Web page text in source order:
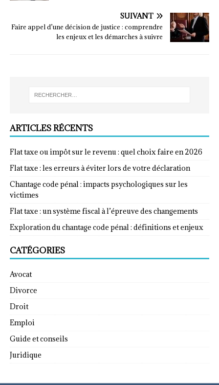
SUIVANT
Faire appel d’une décision de justice : comprendre
les enjeux et les démarches à suivre
ARTICLES RÉCENTS
Flat taxe ou impôt sur le revenu : quel choix faire en 2026
Flat taxe : les erreurs à éviter lors de votre déclaration
Chantage code pénal : impacts psychologiques sur les
victimes
Flat taxe : un système fiscal à l’épreuve des changements
Exploration du chantage code pénal : définitions et enjeux
CATÉGORIES
Avocat
Divorce
Droit
Emploi
Guide et conseils
Juridique